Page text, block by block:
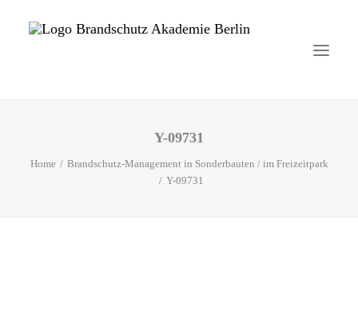
Y-09731
Home
Brandschutz-Management in Sonderbauten / im Freizeitpark
Y-09731